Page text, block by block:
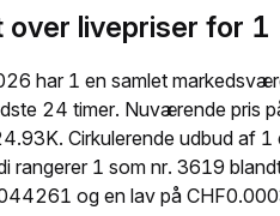
over livepriser for 1
har 1 en samlet
24 timer. Nuværende pris
Cirkulerende udbud af
rangerer 1 som nr. 3619
og en lav på